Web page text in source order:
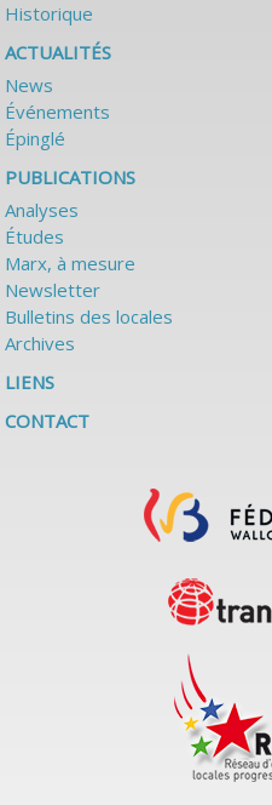
Historique
ACTUALITÉS
News
Événements
Épinglé
PUBLICATIONS
Analyses
Études
Marx, à mesure
Newsletter
Bulletins des locales
Archives
LIENS
CONTACT